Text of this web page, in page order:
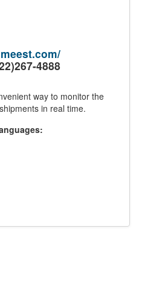
4888
way to monitor the
in real time.